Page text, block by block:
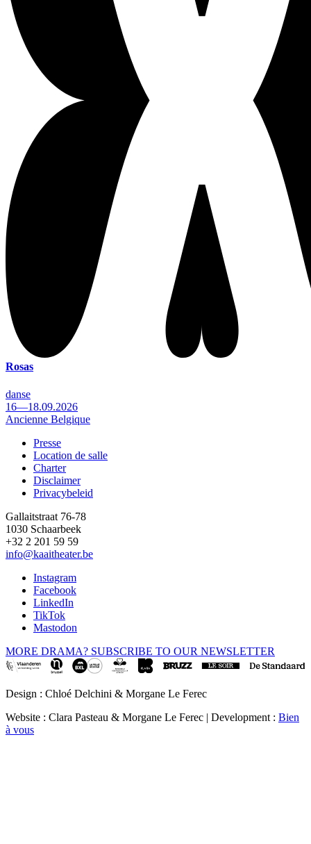
Rosas
danse
16—18.09.2026
Ancienne Belgique
Footer
Presse
Location de salle
Charter
Disclaimer
Privacybeleid
Gallaitstraat 76-78
1030 Schaarbeek
+32 2 201 59 59
info@kaaitheater.be
Instagram
Facebook
LinkedIn
TikTok
Mastodon
MORE DRAMA? SUBSCRIBE TO OUR NEWSLETTER
Design : Chloé Delchini & Morgane Le Ferec
Website : Clara Pasteau & Morgane Le Ferec | Development : Bien
à vous